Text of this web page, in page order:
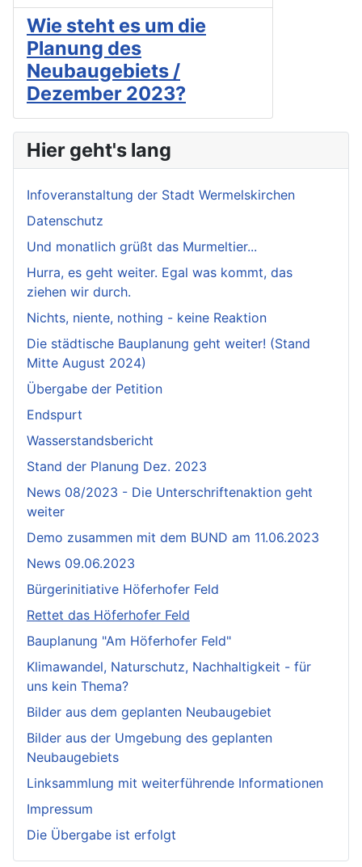
Wie steht es um die
Planung des
Neubaugebiets /
Dezember 2023?
Hier geht's lang
Infoveranstaltung der Stadt Wermelskirchen
Datenschutz
Und monatlich grüßt das Murmeltier...
Hurra, es geht weiter. Egal was kommt, das
ziehen wir durch.
Nichts, niente, nothing - keine Reaktion
Die städtische Bauplanung geht weiter! (Stand
Mitte August 2024)
Übergabe der Petition
Endspurt
Wasserstandsbericht
Stand der Planung Dez. 2023
News 08/2023 - Die Unterschriftenaktion geht
weiter
Demo zusammen mit dem BUND am 11.06.2023
News 09.06.2023
Bürgerinitiative Höferhofer Feld
Rettet das Höferhofer Feld
Bauplanung "Am Höferhofer Feld"
Klimawandel, Naturschutz, Nachhaltigkeit - für
uns kein Thema?
Bilder aus dem geplanten Neubaugebiet
Bilder aus der Umgebung des geplanten
Neubaugebiets
Linksammlung mit weiterführende Informationen
Impressum
Die Übergabe ist erfolgt